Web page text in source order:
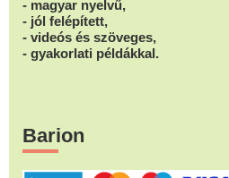
- magyar nyelvű,
- jól felépített,
- videós és szöveges,
- gyakorlati példákkal.
Barion